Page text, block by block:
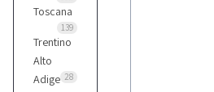
Toscana
139
Trentino
Alto
Adige 28